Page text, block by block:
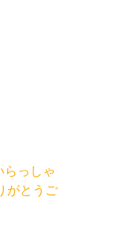
らっしゃ
がとうご